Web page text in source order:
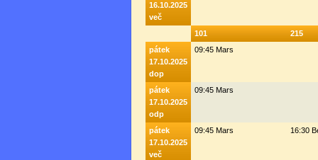
16.10.2025
več
101
215
pátek
17.10.2025
dop
09:45 Mars
pátek
17.10.2025
odp
09:45 Mars
pátek
17.10.2025
več
09:45 Mars 16:30